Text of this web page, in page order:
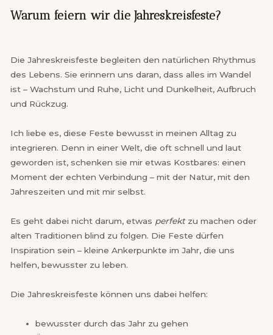
Warum feiern wir die Jahreskreisfeste?
Die Jahreskreisfeste begleiten den natürlichen Rhythmus
des Lebens. Sie erinnern uns daran, dass alles im Wandel
ist – Wachstum und Ruhe, Licht und Dunkelheit, Aufbruch
und Rückzug.
Ich liebe es, diese Feste bewusst in meinen Alltag zu
integrieren. Denn in einer Welt, die oft schnell und laut
geworden ist, schenken sie mir etwas Kostbares: einen
Moment der echten Verbindung – mit der Natur, mit den
Jahreszeiten und mit mir selbst.
Es geht dabei nicht darum, etwas perfektzu machen oder
alten Traditionen blind zu folgen. Die Feste dürfen
Inspiration sein – kleine Ankerpunkte im Jahr, die uns
helfen, bewusster zu leben.
Die Jahreskreisfeste können uns dabei helfen:
bewusster durch das Jahr zu gehen